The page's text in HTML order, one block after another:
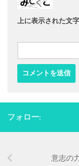
上に表示された文
フォロー:
意志の